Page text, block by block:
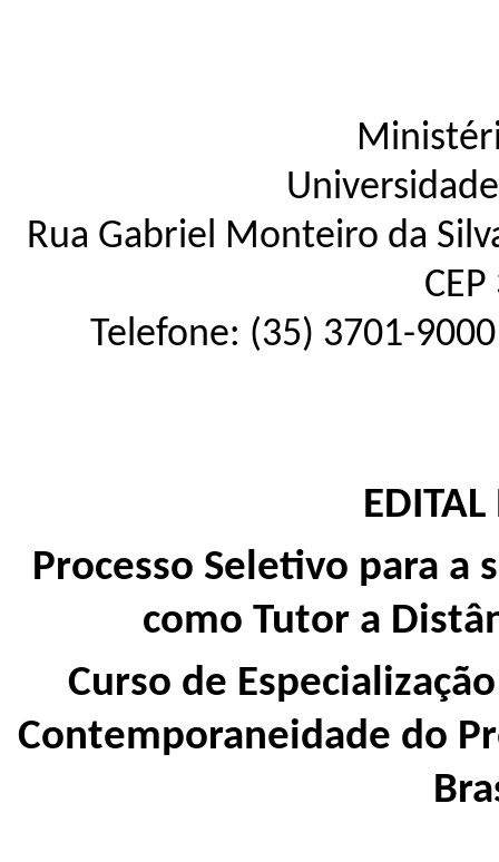
Rua Gabriel Monteiro da
Telefone: (35) 3701-
Processo Seletivo para a
como Tutor a
Curso de
Contemporaneidade do